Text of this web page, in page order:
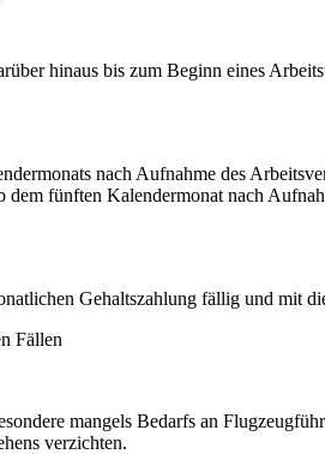
hinaus bis zum Beginn eines
nach Aufnahme des
fünften Kalendermonat nach
Gehaltszahlung fällig und mit
Fällen
mangels Bedarfs an
verzichten.